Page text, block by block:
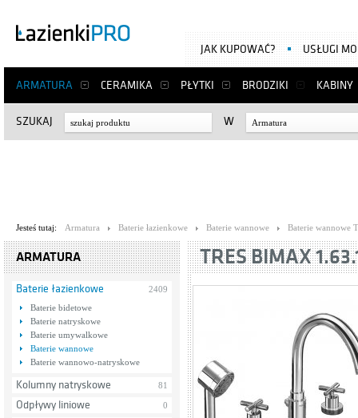
ARMATURA CERAMIKA PŁYTKI BRODZIKI KABINY
JAK KUPOWAĆ? USŁUGI
SZUKAJ W Armatura
Jesteś tutaj: Armatura Baterie łazienkowe Baterie wannowe Baterie wannowe
ARMATURA
Baterie łazienkowe
2409
Baterie bidetowe
Baterie natryskowe
Baterie umywalkowe
Baterie wannowe
Baterie wannowo-natryskowe
Kolumny natryskowe 81
Odpływy liniowe 0
TRES BIMAX